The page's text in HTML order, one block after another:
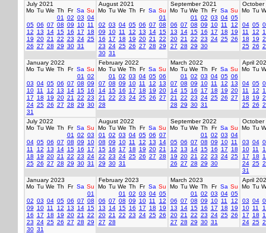
July 2021
Mo Tu We Th Fr Sa Su
01
02 03 04
05 06 07 08 09 10 11
12
13 14 15 16 17
18
19 20 21 22 23 24 25
26 27 28 29 30 31
August 2021
Mo Tu We Th Fr Sa Su
01
02 03 04 05 06 07 08
09
10 11 12 13 14 15
16
17 18 19 20 21
22
23 24 25 26 27 28 29
30 31
September 2021
Mo Tu We Th Fr Sa Su
01
02 03 04 05
06 07 08 09 10 11
12
13
14 15 16 17 18
19
20 21 22 23 24 25 26
27 28 29 30
October
Mo Tu
04 05
11
12
18
19
25 26
January 2022
Mo Tu We Th Fr Sa Su
01
02
03 04 05 06 07 08 09
10 11 12 13 14 15 16
17
18 19 20 21 22 23
24 25 26 27 28 29 30
31
February 2022
Mo Tu We Th Fr Sa Su
01
02 03 04 05 06
07 08 09 10 11 12
13
14 15 16 17 18 19 20
21
22 23 24 25 26 27
28
March 2022
Mo Tu We Th Fr Sa Su
01
02 03 04 05 06
07 08 09 10 11 12
13
14 15 16 17 18 19 20
21
22 23 24 25 26 27
28 29 30 31
April
Mo Tu
04 05
11
12
18
19
25 26
July 2022
Mo Tu We Th Fr Sa Su
01
02 03
04 05 06 07 08 09
10
11
12 13 14 15 16
17
18
19 20 21 22 23 24
25 26 27 28 29 30 31
August 2022
Mo Tu We Th Fr Sa Su
01
02 03 04 05 06 07
08 09 10 11 12 13
14
15 16 17 18 19 20 21
22 23 24 25 26 27 28
29 30 31
September 2022
Mo Tu We Th Fr Sa Su
01
02 03 04
05 06 07 08 09 10 11
12
13 14 15 16 17
18
19 20 21 22 23 24 25
26 27 28 29 30
October
Mo Tu
03 04
10 11
17
18
24 25
31
January 2023
Mo Tu We Th Fr Sa Su
01
02 03 04 05 06 07 08
09
10 11 12 13 14 15
16
17 18 19 20 21
22
23 24 25 26 27 28 29
30 31
February 2023
Mo Tu We Th Fr Sa Su
01
02 03 04 05
06 07 08 09 10 11
12
13
14 15 16 17 18
19
20 21 22 23 24 25 26
27 28
March 2023
Mo Tu We Th Fr Sa Su
01
02 03 04 05
06 07 08 09 10 11
12
13
14 15 16 17 18
19
20 21 22 23 24 25 26
27 28 29 30 31
April
Mo Tu
03 04
10 11
17
18
24 25